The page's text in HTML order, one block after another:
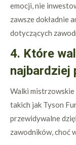
emocji, nie
zawsze dokładnie
dotyczących
4. Które
najbardziej
Walki mistrzowskie
takich jak Tyson
przewidywalne
zawodników, choć